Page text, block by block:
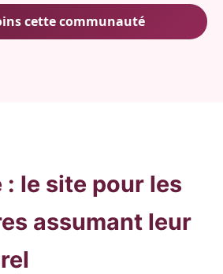
cette communauté
: le site pour les
assumant leur